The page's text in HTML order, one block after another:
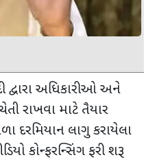
દ્વારા અધિકારીઓ અને
રાખવા માટે તૈયાર
દરમિયાન લાગુ કરાયેલા
કોન્ફરન્સિંગ ફરી શરૂ